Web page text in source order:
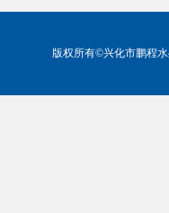
版权所有©兴化市鹏程